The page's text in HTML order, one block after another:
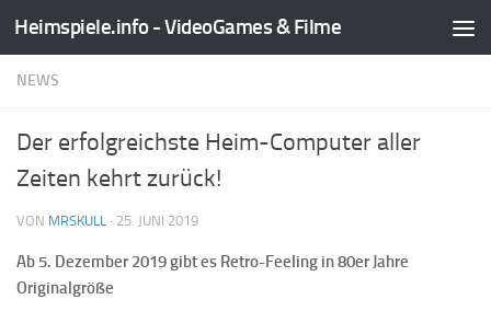
Zum Inhalt springen
Heimspiele.info - VideoGames & Filme
NEWS
Der erfolgreichste Heim-Computer aller
Zeiten kehrt zurück!
VON MRSKULL · 25. JUNI 2019
Ab 5. Dezember 2019 gibt es Retro-Feeling in 80er Jahre
Originalgröße